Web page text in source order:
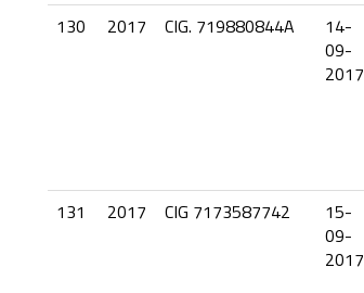
130 2017 CIG. 719880844A
14-
09-
2017
131 2017 CIG 7173587742
15-
09-
2017